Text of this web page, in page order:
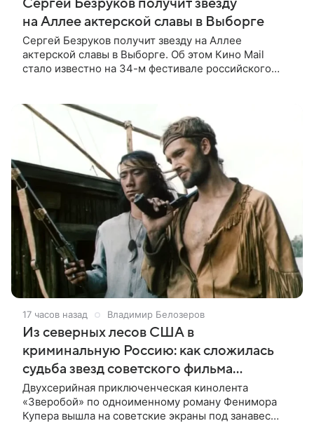
Сергей Безруков получит звезду
на Аллее актерской славы в Выборге
Сергей Безруков получит звезду на Аллее
актерской славы в Выборге. Об этом Кино Mail
стало известно на 34-м фестивале российского
17 часов назад Владимир Белозеров
Из северных лесов США в
криминальную Россию: как сложилась
судьба звезд советского фильма
«Зверобой»
Двухсерийная приключенческая кинолента
«Зверобой» по одноименному роману Фенимора
Купера вышла на советские экраны под занавес